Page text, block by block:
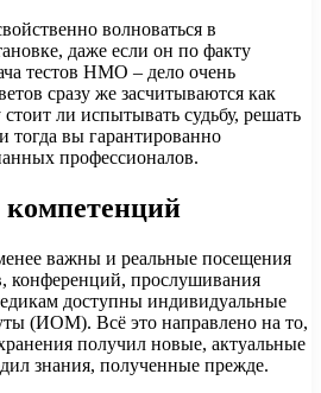
волноваться в
даже если он по факту
тестов НМО – дело очень
сразу же засчитываются как
ли испытывать судьбу, решать
тогда вы гарантированно
профессионалов.
важны и реальные посещения
конференций, прослушивания
доступны индивидуальные
(ИОМ). Всё это направлено на то,
получил новые, актуальные
знания, полученные прежде.